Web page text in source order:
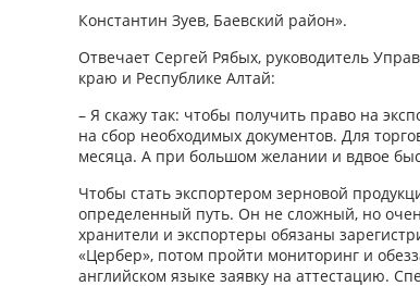
Константин Зуев, Баевский район».
Отвечает Сергей Рябых, руководитель
краю и Республике Алтай:
– Я скажу так: чтобы получить право на
на сбор необходимых документов. Для
месяца. А при большом желании и вдвое
Чтобы стать экспортером зерновой
определенный путь. Он не сложный, но
хранители и экспортеры обязаны
«Цербер», потом пройти мониторинг и
английском языке заявку на аттестацию.